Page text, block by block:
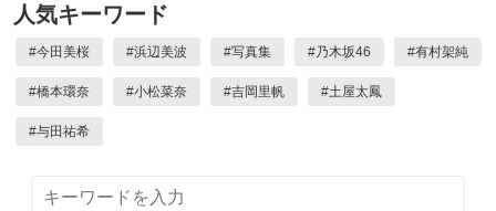
人気キーワード
#今田美桜 #浜辺美波 #写真集 #乃木坂46 #有村架純
#橋本環奈 #小松菜奈 #吉岡里帆 #土屋太鳳
#与田祐希